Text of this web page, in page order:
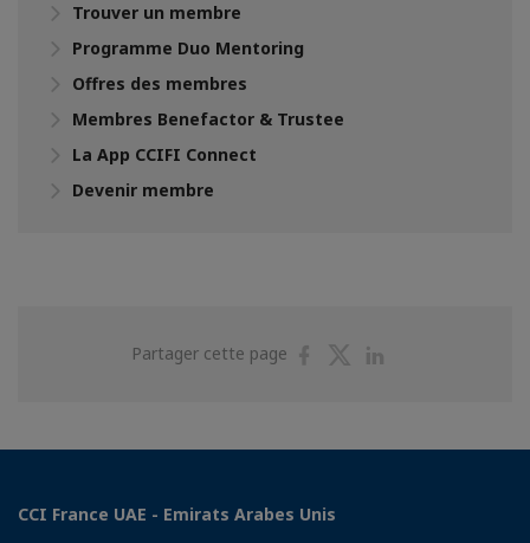
Trouver un membre
Programme Duo Mentoring
Offres des membres
Membres Benefactor & Trustee
La App CCIFI Connect
Devenir membre
Partager cette page
PartagerPartager
CCI France UAE - Emirats Arabes Unis